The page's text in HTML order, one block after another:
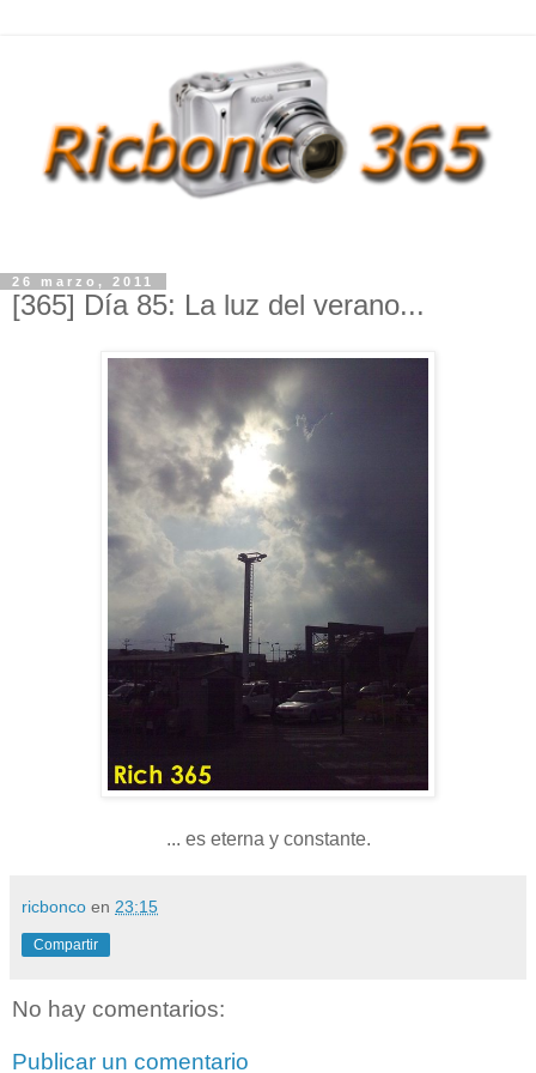
26 marzo, 2011
[365] Día 85: La luz del verano...
... es eterna y constante.
ricbonco en 23:15
Compartir
No hay comentarios:
Publicar un comentario